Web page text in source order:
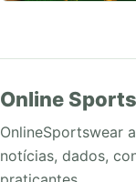
Online
OnlineSportswear
notícias, dados,